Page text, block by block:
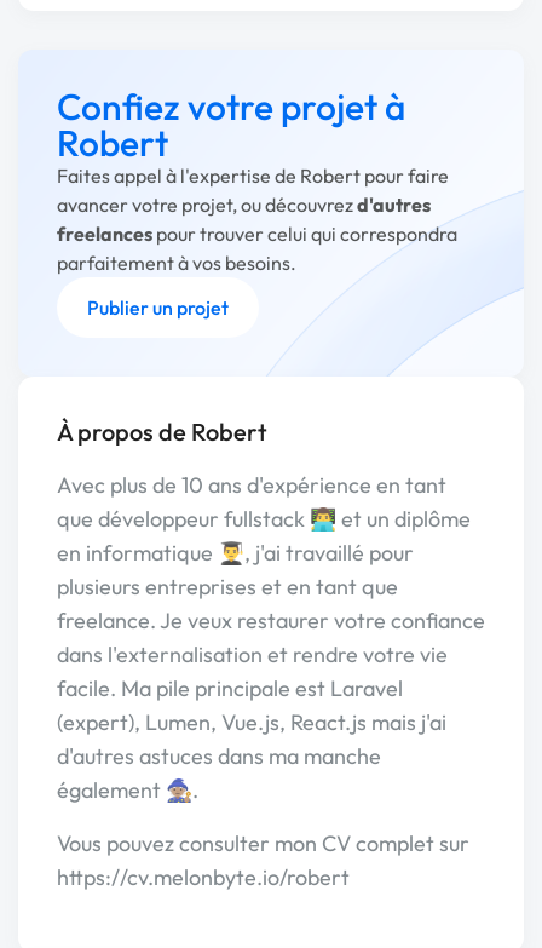
Confiez votre projet à
Robert
Faites appel à l'expertise de Robert pour faire
avancer votre projet, ou découvrezd'autres
freelances pour trouver celui qui correspondra
parfaitement à vos besoins.
Publier un projet
À propos de Robert
Avec plus de 10 ans d'expérience en tant
que développeur fullstack 👨‍💻 et un diplôme
en informatique 👨‍🎓, j'ai travaillé pour
plusieurs entreprises et en tant que
freelance. Je veux restaurer votre confiance
dans l'externalisation et rendre votre vie
facile. Ma pile principale est Laravel
(expert), Lumen, Vue.js, React.js mais j'ai
d'autres astuces dans ma manche
également 🧙🏽.
Vous pouvez consulter mon CV complet sur
https://cv.melonbyte.io/robert